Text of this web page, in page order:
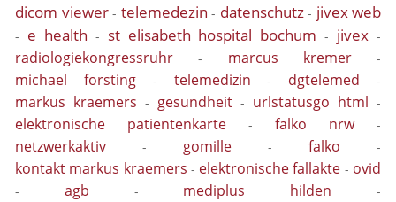
dicom viewer- telemedezin - datenschutz- jivex web
- e health - st elisabeth hospital bochum - jivex -
radiologiekongressruhr - marcus kremer-
michael forsting- telemedizin - dgtelemed -
markus kraemers - gesundheit - urlstatusgo html -
elektronische patientenkarte - falko nrw-
netzwerkaktiv - gomille - falko -
kontakt markus kraemers - elektronische fallakte - ovid
- agb - mediplus hilden -